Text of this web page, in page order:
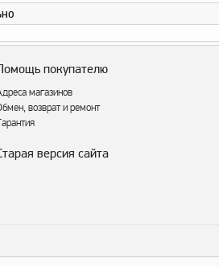
покупателю
магазинов
возврат и ремонт
версия сайта